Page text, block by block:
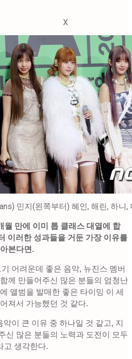
X
민지(왼쪽부터) 혜인, 해린, 하니
월 만에 이미 톱 클래스 대열에 합
이러한 성과들을 거둔 가장 이유를
본다면.
어려운데 좋은 음악, 뉴진스 멤버
께 만들어주신 많은 분들의 엄청난
앨범을 발매한 좋은 타이밍 이 세
져서 가능했던 것 같다.
이 큰 이유 중 하나일 것 같고, 지
신 많은 분들의 노력과 도전이 모두
고 생각한다.